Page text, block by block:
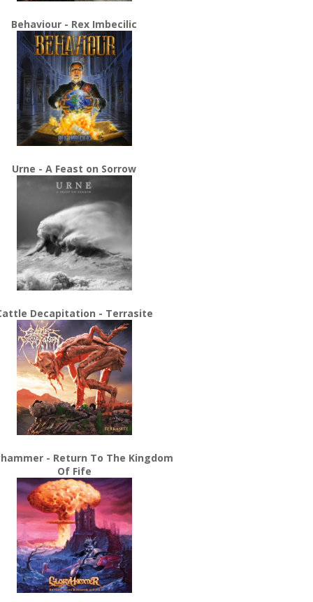
Behaviour - Rex Imbecilic
Urne - A Feast on Sorrow
Decapitation - Terrasite
- Return To The Kingdom
Of Fife